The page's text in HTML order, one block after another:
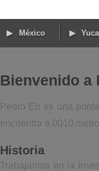
México
Bienvenido a
Pedro Eb es una
encuentra a 0010
Historia
Trabajamos en la